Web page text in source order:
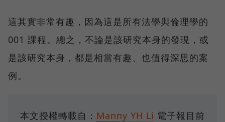
這其實非常有趣，因為這是所有法學與倫理學的
001 課程。總之，不論是該研究本身的發現，或
是該研究本身，都是相當有趣、也值得深思的案
例。
本文授權轉載自： Manny YH Li 電子報目前